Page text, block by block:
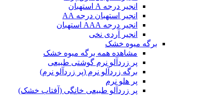
انجیر درجه A استهبان
انجیر استهبان درجه AA
انجیر درجه AAA استهبان
انجیر آردی نخی
برگه میوه خشک
مشاهده همه برگه میوه خشک
پر زردآلو نرم گوشتی طبیعی
برگه زردآلو نرم (پر زردآلو نرم)
پر هلو نرم
پر زردآلو طبیعی خانگی (آفتاب خشک)